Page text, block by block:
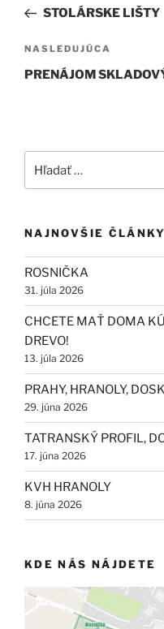
článku
článokSTOLÁRSKE LIŠTY
Ďalší
článok
NASLEDUJÚCA
PRENÁJOM
NAJNOVŠIE ČLÁNKY
ROSNIČKA
31. júla 2026
CHCETE MAŤ DOMA
DREVO!
13. júla 2026
PRAHY, HRANOLY,
29. júna 2026
TATRANSKÝ PROFIL,
17. júna 2026
KVH HRANOLY
8. júna 2026
KDE NÁS NÁJDETE